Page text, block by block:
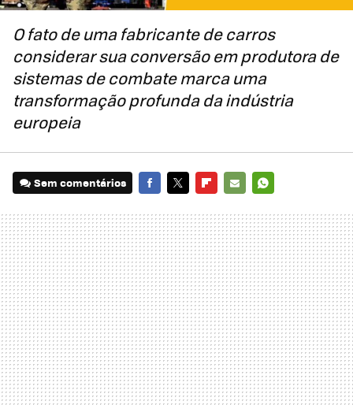
O fato de uma fabricante de carros
considerar sua conversão em produtora de
sistemas de combate marca uma
transformação profunda da indústria
europeia
Sem comentários
MAIL